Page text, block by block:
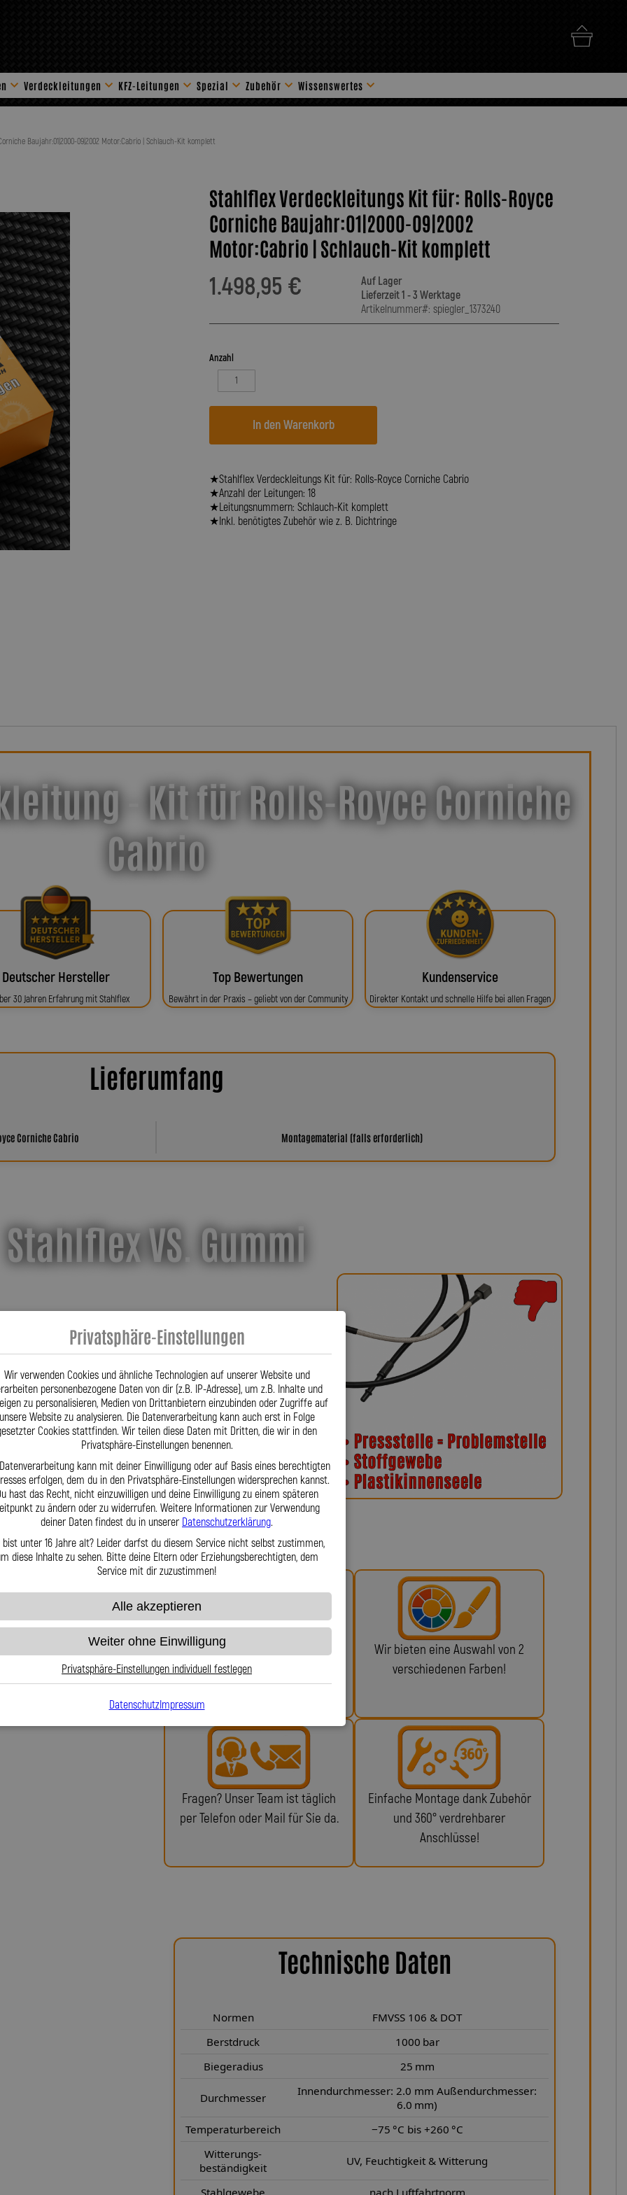
Verdeckleitungen KFZ-Leitungen Spezial Zubehör
Stahlflex Zubehör
Wissenswertes
Baujahr:01|2000-09|2002 Motor:Cabrio | Schlauch-Kit komplett
Stahlflex Verdeckleitungs Kit für: Rolls-Royce
Corniche Baujahr:01|2000-09|2002
Motor:Cabrio | Schlauch-Kit komplett
1.498,95 €
Auf Lager
Lieferzeit 1 - 3 Werktage
Artikelnummer#: spiegler_1373240
Anzahl
In den Warenkorb
★Stahlflex Verdeckleitungs Kit für: Rolls-Royce Corniche Cabrio
★Anzahl der Leitungen: 18
★Leitungsnummern: Schlauch-Kit komplett
★Inkl. benötigtes Zubehör wie z. B. Dichtringe
- Kit für Rolls-Royce Corniche
Cabrio
Deutscher Hersteller
30 Jahren Erfahrung mit Stahlflex
Top Bewertungen
Bewährt in der Praxis – geliebt von der Community
Kundenservice
Direkter Kontakt und schnelle Hilfe bei allen Fragen
Lieferumfang
Corniche Cabrio Montagematerial (falls erforderlich)
Stahlflex VS. Gummi
Robust & langlebig
Kein Aufblähen unter Druck
UV- & korrosionsfest
Qualität, Präzision und
Unser Sortiment
und Ölleitungen sowie
echter deutscher Handwerkskunst
liefern wir passgenaue
Datenbank zurück oder
der Fahrzeughersteller keine
Bei uns erhalten Sie eine ABE
oder ein Teilegutachten (falls
notwendig)!
Wir bieten eine Auswahl von 2
verschiedenen Farben!
Fragen? Unser Team ist täglich
per Telefon oder Mail für Sie da.
Einfache Montage dank Zubehör
und 360° verdrehbarer
Anschlüsse!
Technische Daten
Normen
FMVSS 106 & DOT
Berstdruck
1000 bar
Biegeradius
25 mm
Durchmesser
Innendurchmesser: 2.0 mm Außendurchmesser:
6.0 mm)
Temperaturbereich
−75 °C bis +260 °C
Witterungs-
beständigkeit
UV, Feuchtigkeit & Witterung
Stahlgewebe
nach Luftfahrtnorm
Privatsphäre-Einstellungen
Wir verwenden Cookies und ähnliche Technologien auf unserer Website und
personenbezogene Daten von dir (z.B. IP-Adresse), um z.B. Inhalte und
zu personalisieren, Medien von Drittanbietern einzubinden oder Zugriffe auf
unsere Website zu analysieren. Die Datenverarbeitung kann auch erst in Folge
Cookies stattfinden. Wir teilen diese Daten mit Dritten, die wir in den
Privatsphäre-Einstellungen benennen.
kann mit deiner Einwilligung oder auf Basis eines berechtigten
erfolgen, dem du in den Privatsphäre-Einstellungen widersprechen kannst.
hast das Recht, nicht einzuwilligen und deine Einwilligung zu einem späteren
zu ändern oder zu widerrufen. Weitere Informationen zur Verwendung
deiner Daten findest du in unserer Datenschutzerklärung.
bist unter 16 Jahre alt? Leider darfst du diesem Service nicht selbst zustimmen,
diese Inhalte zu sehen. Bitte deine Eltern oder Erziehungsberechtigten, dem
Service mit dir zuzustimmen!
Alle akzeptieren
Weiter ohne Einwilligung
Privatsphäre-Einstellungen individuell festlegen
DatenschutzImpressum